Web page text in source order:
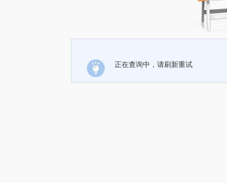
正在查询中，请刷新重试